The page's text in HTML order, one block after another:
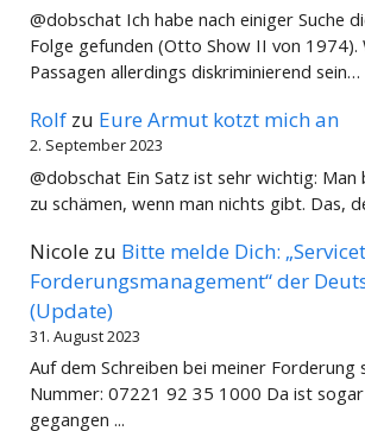
@dobschat Ich habe nach einiger Suche
Folge gefunden (Otto Show II von 1974).
Passagen allerdings diskriminierend sein…
Rolf zu Eure Armut kotzt mich an
2. September 2023
@dobschat Ein Satz ist sehr wichtig: Man
zu schämen, wenn man nichts gibt. Das,
Nicole zu Bitte melde Dich:
Forderungsmanagement“ der
(Update)
31. August 2023
Auf dem Schreiben bei meiner Forderung
Nummer: 07221 92 35 1000 Da ist
gegangen ...